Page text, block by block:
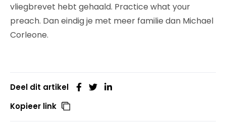
vliegbrevet hebt gehaald. Practice what your
preach. Dan eindig je met meer familie dan Michael
Corleone.
Deel dit artikel
Kopieer link